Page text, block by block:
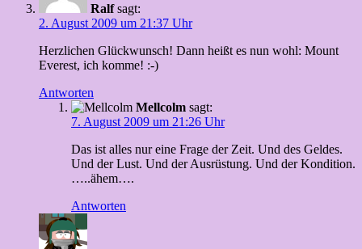
Ralf sagt:
2. August 2009 um 21:37 Uhr
Herzlichen Glückwunsch! Dann heißt es nun wohl: Mount
Everest, ich komme! :-)
Antworten
Mellcolm sagt:
7. August 2009 um 21:26 Uhr
Das ist alles nur eine Frage der Zeit. Und des Geldes.
Und der Lust. Und der Ausrüstung. Und der Kondition.
…..ähem….
Antworten